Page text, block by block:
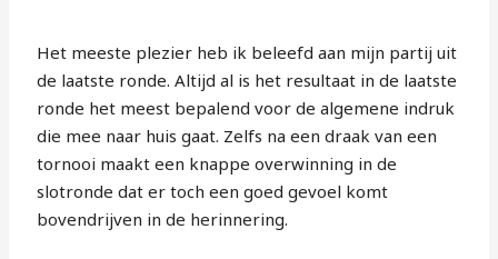
Het meeste plezier heb ik beleefd aan mijn partij uit
de laatste ronde. Altijd al is het resultaat in de laatste
ronde het meest bepalend voor de algemene indruk
die mee naar huis gaat. Zelfs na een draak van een
tornooi maakt een knappe overwinning in de
slotronde dat er toch een goed gevoel komt
bovendrijven in de herinnering.